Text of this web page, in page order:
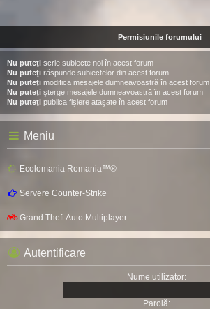
Permisiunile forumului
Nu puteţi scrie subiecte noi în acest forum
Nu puteţi răspunde subiectelor din acest forum
Nu puteţi modifica mesajele dumneavoastră în acest forum
Nu puteţi şterge mesajele dumneavoastră în acest forum
Nu puteţi publica fişiere ataşate în acest forum
Meniu
Ecolomania Romania™®
Servere Counter-Strike
Grand Theft Auto Multiplayer
Autentificare
Nume utilizator:
Parolă: